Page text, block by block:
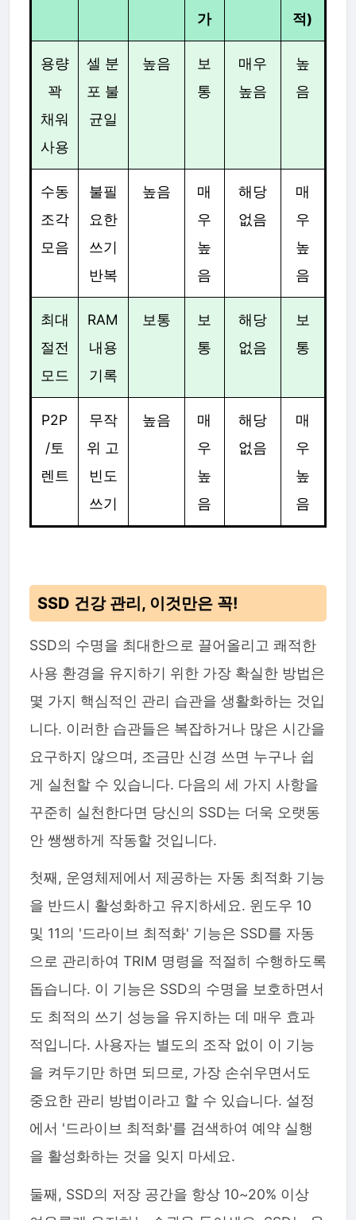
가
적)
용량
꽉
채워
사용
셀 분
포 불
균일
높음
보
통
매우
높음
높
음
수동
조각
모음
불필
요한
쓰기
반복
높음
매
우
높
음
해당
없음
매
우
높
음
최대
절전
모드
RAM
내용
기록
보통
보
통
해당
없음
보
통
P2P
/토
렌트
무작
위 고
빈도
쓰기
높음
매
우
높
음
해당
없음
매
우
높
음
SSD 건강 관리, 이것만은 꼭!
SSD의 수명을 최대한으로 끌어올리고 쾌적한
사용 환경을 유지하기 위한 가장 확실한 방법은
몇 가지 핵심적인 관리 습관을 생활화하는 것입
니다. 이러한 습관들은 복잡하거나 많은 시간을
요구하지 않으며, 조금만 신경 쓰면 누구나 쉽
게 실천할 수 있습니다. 다음의 세 가지 사항을
꾸준히 실천한다면 당신의 SSD는 더욱 오랫동
안 쌩쌩하게 작동할 것입니다.
첫째, 운영체제에서 제공하는 자동 최적화 기능
을 반드시 활성화하고 유지하세요. 윈도우 10
및 11의 '드라이브 최적화' 기능은 SSD를 자동
으로 관리하여 TRIM 명령을 적절히 수행하도록
돕습니다. 이 기능은 SSD의 수명을 보호하면서
도 최적의 쓰기 성능을 유지하는 데 매우 효과
적입니다. 사용자는 별도의 조작 없이 이 기능
을 켜두기만 하면 되므로, 가장 손쉬우면서도
중요한 관리 방법이라고 할 수 있습니다. 설정
에서 '드라이브 최적화'를 검색하여 예약 실행
을 활성화하는 것을 잊지 마세요.
둘째, SSD의 저장 공간을 항상 10~20% 이상